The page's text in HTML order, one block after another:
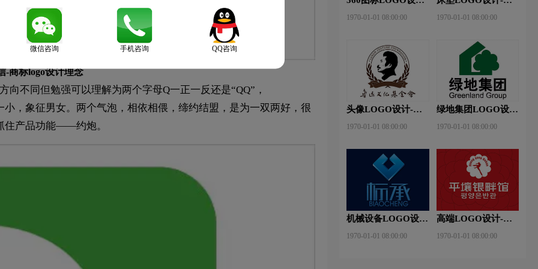
-商标logo设计理念
不同但勉强可以理解为两个字母Q一正一反还是“QQ”，
，象征男女。两个气泡，相依相偎，缔约结盟，是为一双两好，很
住产品功能——约炮。
logo设计
1970-01-01 08:00:00 1970-01-01 08:00:00
头像LOGO设计-鲁
计
1970-01-01 08:00:00
绿地集团LOGO设
logo设计
1970-01-01 08:00:00
机械设备LOGO设
logo设计
1970-01-01 08:00:00
高端LOGO设计-平
计
1970-01-01 08:00:00
微信咨询 手机咨询 QQ咨询